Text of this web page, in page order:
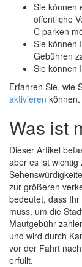
Sie können
öffentliche
C parken
Sie können
Gebühren
Sie können
Erfahren Sie, wie
aktivieren können.
Was ist
Dieser Artikel
aber es ist wichtig
zur größeren
bedeutet, dass
muss, um die
Mautgebühr
und wird durch
vor der Fahrt
erfüllt.